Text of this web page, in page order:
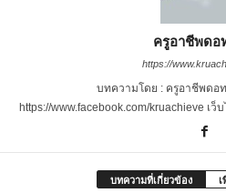
ครูอาชีพดอ
https://
บทความโดย : ครูอาชีพดอ
https://www.facebook.com/kruachieve เว็
บทความที่เกี่ยวข้อง